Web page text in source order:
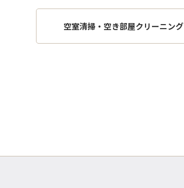
空室清掃・空き部屋クリーニング